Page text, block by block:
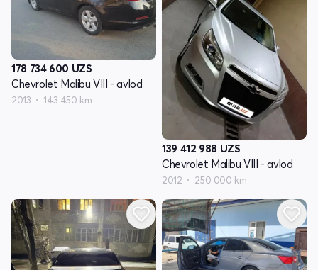
178 734 600 UZS
Chevrolet Malibu VIII - avlod
2013 143 450 km
139 412 988 UZS
Chevrolet Malibu VIII - avlod
2012 250 000 km